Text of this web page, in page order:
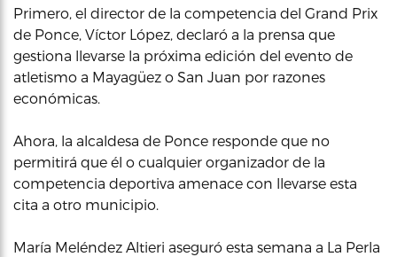
Primero, el director de la competencia del Grand Prix
de Ponce, Víctor López, declaró a la prensa que
gestiona llevarse la próxima edición del evento de
atletismo a Mayagüez o San Juan por razones
económicas.
Ahora, la alcaldesa de Ponce responde que no
permitirá que él o cualquier organizador de la
competencia deportiva amenace con llevarse esta
cita a otro municipio.
María Meléndez Altieri aseguró esta semana a La Perla